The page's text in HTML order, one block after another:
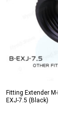
Fitting Extender
EXJ-7.5 (Black)